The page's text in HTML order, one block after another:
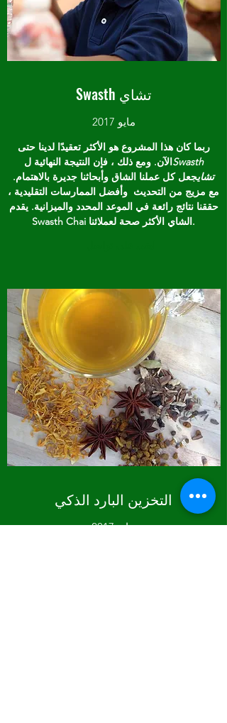
Swasth تشاي
مايو 2017
ربما كان هذا المشروع هو الأكثر تعقيدًا لدينا حتى
الآن. ومع ذلك ، فإن النتيجة النهائية لSwasth
تشايجعل كل عملنا الشاق وأبحاثنا جديرة بالاهتمام.
مع مزيج من التحديث وأفضل الممارسات التقليدية ،
حققنا نتائج رائعة في الموعد المحدد والميزانية. يقدم
Swasth Chai الشاي الأكثر صحة لعملائنا.
التخزين البارد الذكي
يناير 2017